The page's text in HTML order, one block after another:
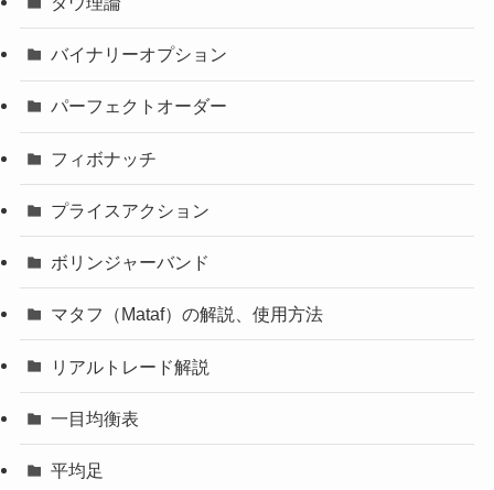
バイナリーオプション
パーフェクトオーダー
フィボナッチ
プライスアクション
ボリンジャーバンド
マタフ（Mataf）の解説、使用方法
リアルトレード解説
一目均衡表
平均足